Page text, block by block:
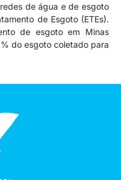
de água e de esgoto
de Esgoto (ETEs).
de esgoto em Minas
do esgoto coletado para